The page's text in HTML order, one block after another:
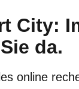
City:
da.
online